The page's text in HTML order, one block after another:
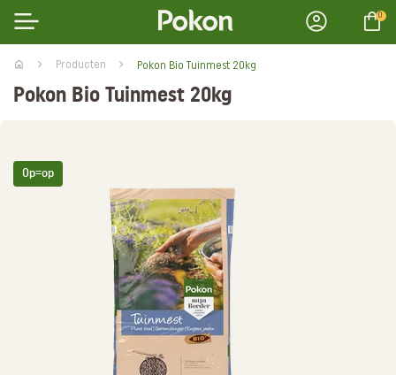
0
Producten Pokon Bio Tuinmest 20kg
Pokon Bio Tuinmest 20kg
Op=op